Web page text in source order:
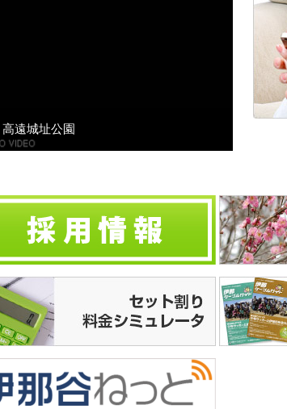
高遠城址公園